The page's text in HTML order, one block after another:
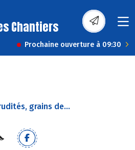
Chantiers
Prochaine ouverture à 09:30
grains de...